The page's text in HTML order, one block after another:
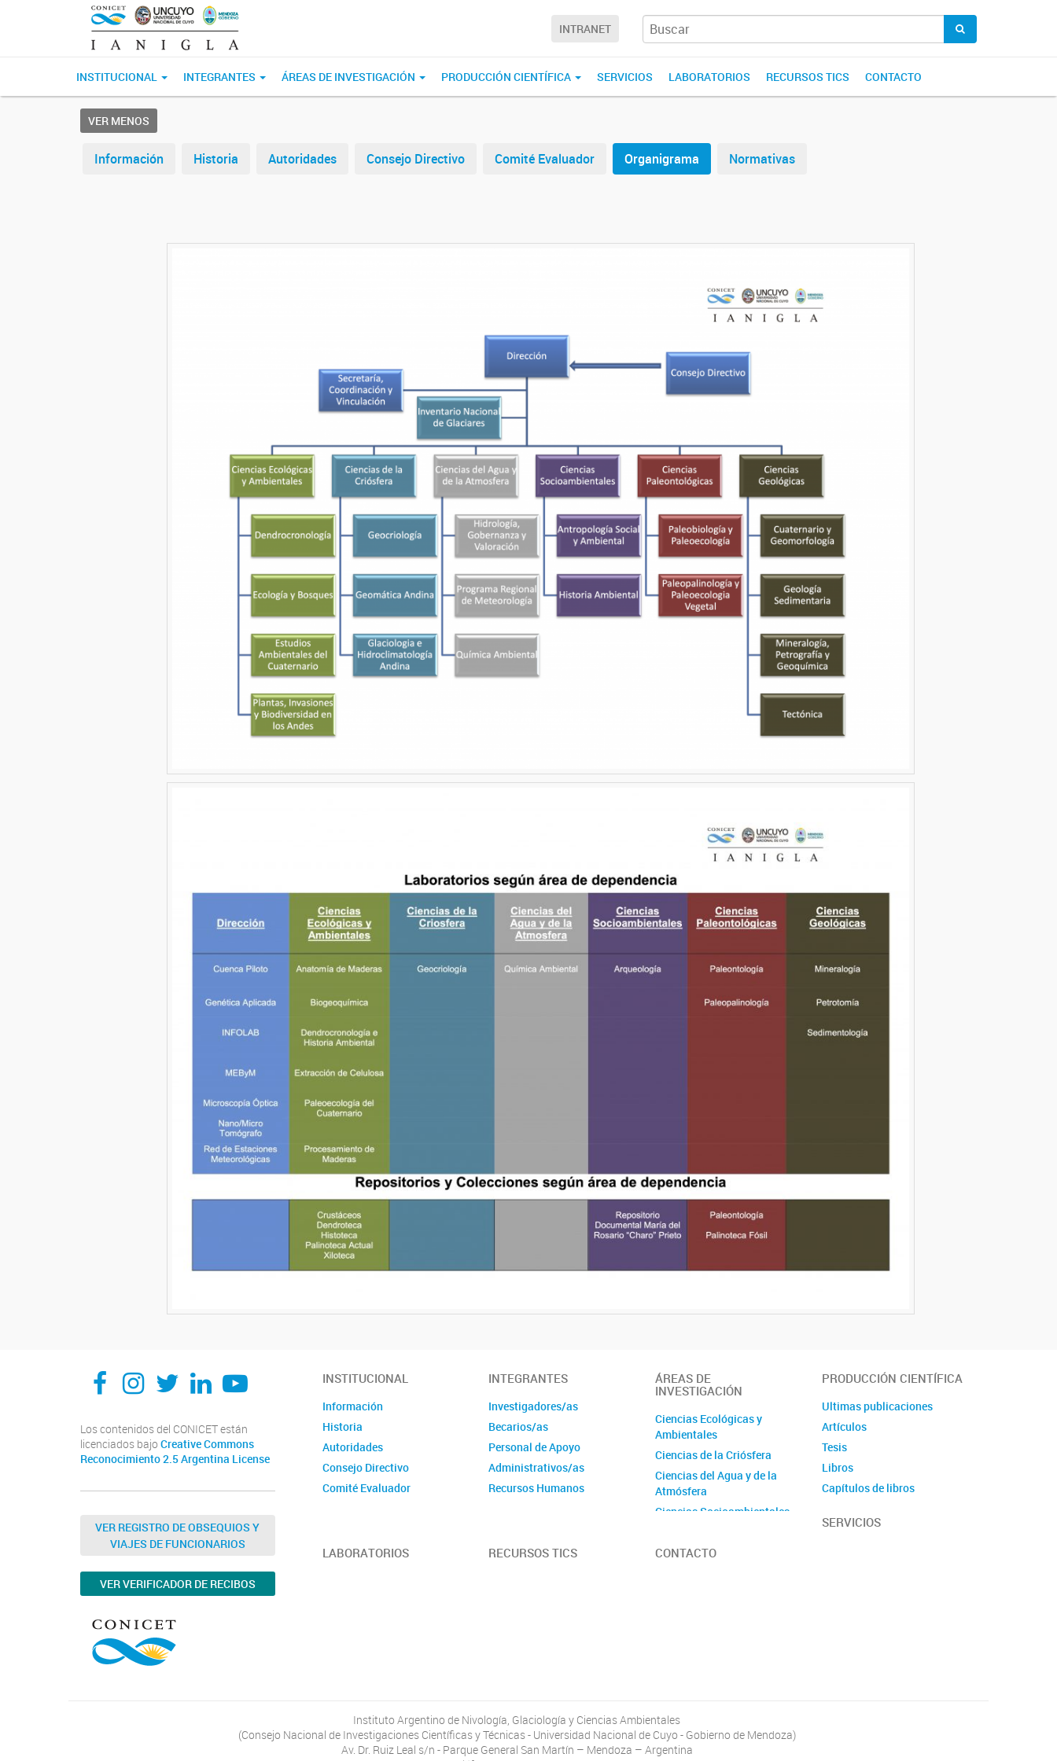
INTRANET
INSTITUCIONAL INTEGRANTES ÁREAS DE INVESTIGACIÓN PRODUCCIÓN CIENTÍFICA SERVICIOS LABORATORIOS RECURSOS TICS CONTACTO
VER MENOS
Información Historia Autoridades Consejo Directivo Comité Evaluador Organigrama Normativas
Facebook
Instagram
Twitter
Linkedin
Youtube
Los contenidos del CONICET están
licenciados bajo Creative Commons
Reconocimiento 2.5 Argentina License
VER REGISTRO DE OBSEQUIOS Y
VIAJES DE FUNCIONARIOS
VER VERIFICADOR DE RECIBOS
INSTITUCIONAL
Información
Historia
Autoridades
Consejo Directivo
Comité Evaluador
INTEGRANTES
Investigadores/as
Becarios/as
Personal de Apoyo
Administrativos/as
Recursos Humanos
ÁREAS DE
INVESTIGACIÓN
Ciencias Ecológicas y
Ambientales
Ciencias de la Criósfera
Ciencias del Agua y de la
Atmósfera
Ciencias Socioambientales
Ciencias Geológicas
PRODUCCIÓN CIENTÍFICA
Ultimas publicaciones
Artículos
Tesis
Libros
Capítulos de libros
Repositorio de
SERVICIOS
LABORATORIOS
RECURSOS TICS CONTACTO
Instituto Argentino de Nivología, Glaciología y Ciencias Ambientales
(Consejo Nacional de Investigaciones Científicas y Técnicas - Universidad Nacional de Cuyo - Gobierno de Mendoza)
Av. Dr. Ruiz Leal s/n - Parque General San Martín – Mendoza – Argentina